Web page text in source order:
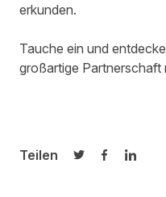
erkunden.
Tauche ein und
großartige Partnerschaft
Teilen
Auf Twitter
Auf Auf